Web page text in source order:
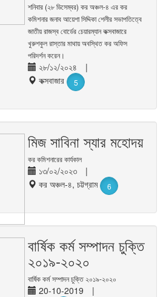
শনিবার (২৮ ডিসেম্বর) কর অঞ্চল-৪ এর কর
কমিশনার জনাব আয়েশা সিদ্দিকা শেলীর সভাপতিত্বে
জাতীয় রাজস্ব বোর্ডের চেয়ারম্যান কক্সবাজারে
খুরুশকুল রাস্তার মাথায় অবস্থিত কর অফিস
পরিদর্শন করেন।
২৮/১২/২০২৪
|
কক্সবাজার
5
মিজ সাবিনা স্যার মহোদয়
কর কমিশনারের কার্যকাল
১৩/০২/২০২৩
|
কর অঞ্চল-৪, চট্টগ্রাম
6
বার্ষিক কর্ম সম্পাদন চুক্তি
২০১৯-২০২০
বার্ষিক কর্ম সম্পাদন চুক্তি ২০১৯-২০২০
20-10-2019
|